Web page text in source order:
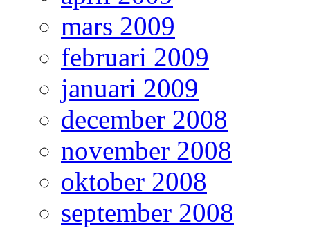
mars 2009
februari 2009
januari 2009
december 2008
november 2008
oktober 2008
september 2008